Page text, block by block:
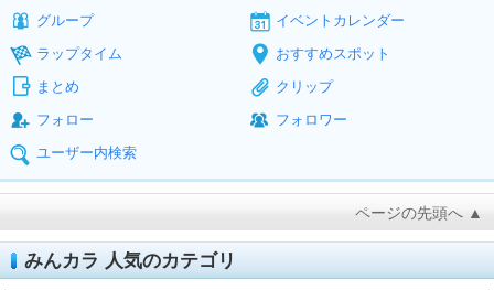
グループ
イベントカレンダー
ラップタイム
おすすめスポット
まとめ
クリップ
フォロー
フォロワー
ユーザー内検索
ページの先頭へ ▲
みんカラ 人気のカテゴリ